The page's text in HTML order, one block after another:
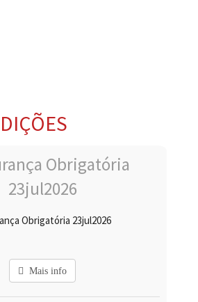
Obrigatória 23jul2026
Mais info